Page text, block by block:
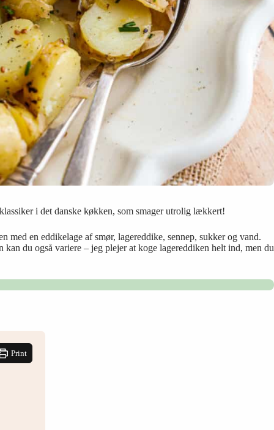
i det danske køkken, som smager utrolig lækkert!
med en eddikelage af smør, lagereddike, sennep, sukker og vand.
du også variere – jeg plejer at koge lagereddiken helt ind, men du
Print